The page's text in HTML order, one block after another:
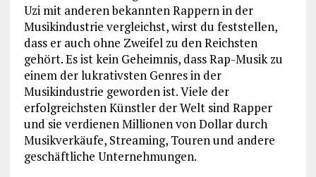
Uzi mit anderen bekannten Rappern in der
Musikindustrie vergleichst, wirst du feststellen,
dass er auch ohne Zweifel zu den Reichsten
gehört. Es ist kein Geheimnis, dass Rap-Musik zu
einem der lukrativsten Genres in der
Musikindustrie geworden ist. Viele der
erfolgreichsten Künstler der Welt sind Rapper
und sie verdienen Millionen von Dollar durch
Musikverkäufe, Streaming, Touren und andere
geschäftliche Unternehmungen.